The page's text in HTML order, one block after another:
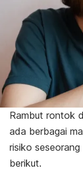
Rambut rontok
ada berbagai
risiko seseorang
berikut.